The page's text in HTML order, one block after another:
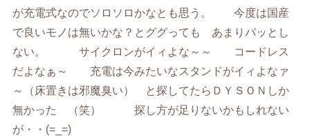
が充電式なのでソロソロかなとも思う。 今度は国産
で良いモノは無いかな？とググっても あまりパッとし
ない。 サイクロンがイィよな～～ コードレス
だよなぁ～ 充電は今みたいなスタンドがイィよなァ
～（床置きは邪魔臭い） と探してたらＤＹＳＯＮしか
無かった （笑） 探し方が足りないかもしれない
が・・(=_=)